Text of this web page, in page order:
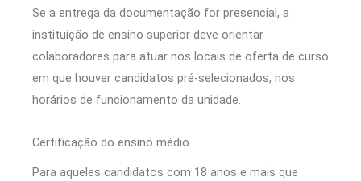
Se a entrega da documentação for presencial, a
instituição de ensino superior deve orientar
colaboradores para atuar nos locais de oferta de curso
em que houver candidatos pré-selecionados, nos
horários de funcionamento da unidade.
Certificação do ensino médio
Para aqueles candidatos com 18 anos e mais que